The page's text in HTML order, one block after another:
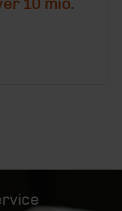
10 mio.